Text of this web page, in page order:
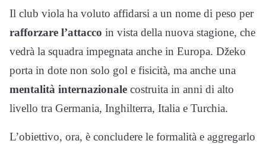
Il club viola ha voluto affidarsi a un nome di peso per
rafforzare l’attacco in vista della nuova stagione, che
vedrà la squadra impegnata anche in Europa. Džeko
porta in dote non solo gol e fisicità, ma anche una
mentalità internazionale costruita in anni di alto
livello tra Germania, Inghilterra, Italia e Turchia.
L’obiettivo, ora, è concludere le formalità e aggregarlo